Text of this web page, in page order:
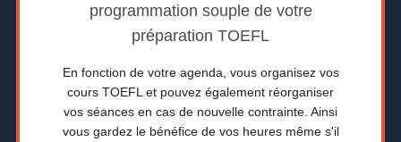
programmation souple de votre
préparation TOEFL
En fonction de votre agenda, vous organisez vos
cours TOEFL et pouvez également réorganiser
vos séances en cas de nouvelle contrainte. Ainsi
vous gardez le bénéfice de vos heures même s'il